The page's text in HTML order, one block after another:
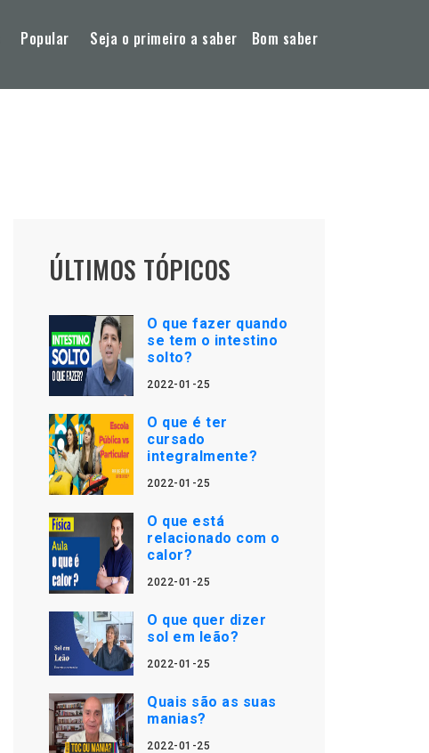
Popular Seja o primeiro a saber Bom saber
ÚLTIMOS TÓPICOS
O que fazer quando
se tem o intestino
solto?
2022-01-25
O que é ter
cursado
integralmente?
2022-01-25
O que está
relacionado com o
calor?
2022-01-25
O que quer dizer
sol em leão?
2022-01-25
Quais são as suas
manias?
2022-01-25